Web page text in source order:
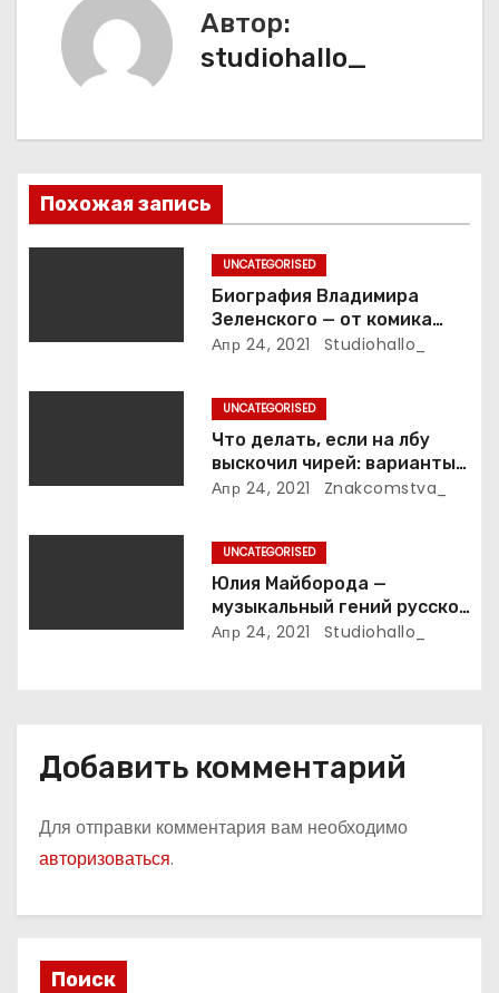
п
о
а
п
с
я
Автор:
studiohallo_
Похожая запись
UNCATEGORISED
Биография Владимира
Зеленского — от комика
студии «Квартал 95» до
личная жизнь
Апр 24, 2021 Studiohallo_
UNCATEGORISED
Что делать, если на лбу
выскочил чирей: варианты
лечения
Апр 24, 2021 Znakcomstva_
UNCATEGORISED
Юлия Майборода —
музыкальный гений русской
эстрады и победительница
Апр 24, 2021 Studiohallo_
Добавить комментарий
Для отправки комментария вам необходимо
авторизоваться.
Поиск